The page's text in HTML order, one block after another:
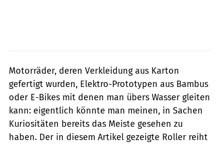
Motorräder, deren Verkleidung aus Karton
gefertigt wurden, Elektro-Prototypen aus Bambus
oder E-Bikes mit denen man übers Wasser gleiten
kann: eigentlich könnte man meinen, in Sachen
Kuriositäten bereits das Meiste gesehen zu
haben. Der in diesem Artikel gezeigte Roller reiht